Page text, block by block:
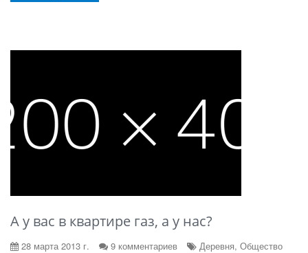
А у вас в квартире газ, а у нас?
28 марта 2013 г. 9 комментариев
Деревня, Общество